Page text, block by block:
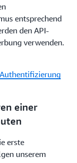
entsprechend
den API-
verwenden.
einer
erste
unserem